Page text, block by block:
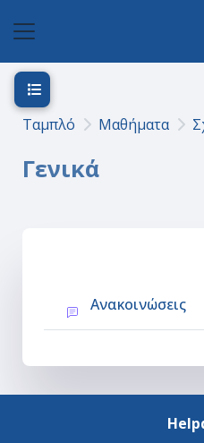
Ταμπλό Μαθήματα
Γενικά
Άνοιγμα ευρετηρίου
Ανακοινώσεις